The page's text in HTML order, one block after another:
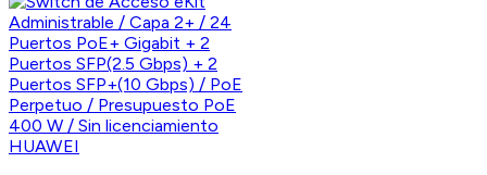
HUAWEI